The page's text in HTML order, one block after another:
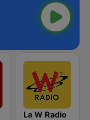
La W Radio